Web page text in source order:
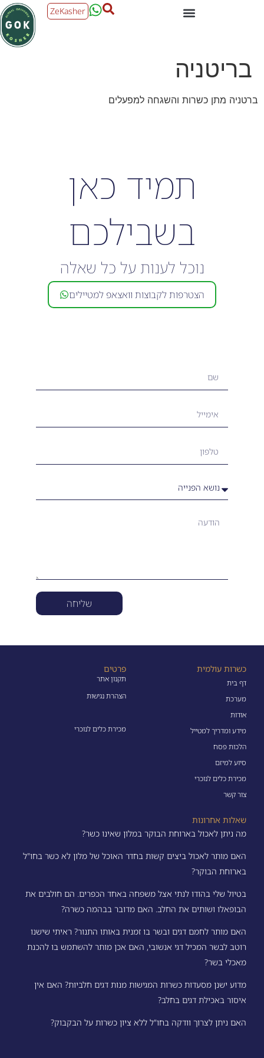
ZeKasher
בריטניה
ברטניה מתן כשרות והשגחה למפעלים
תמיד כאן
בשבילכם
נוכל לענות על כל שאלה
הצטרפות לקבוצות וואצאפ למטיילים
שליחה
כשרות עולמית
דף בית
מערכת
אודות
מידע ומדריך למטייל
הלכות פסח
סיוע למיזם
מכירת כלים לנוכרי
צור קשר
שאלות אחרונות
מה ניתן לאכול בארוחת הבוקר במלון שאינו כשר?
האם מותר לאכול ביצים קשות בחדר האוכל של מלון לא כשר בחו"ל
בארוחת הבוקר?
בטיול שלי בהודו לנתי אצל משפחה באחד הכפרים. הם חולבים את
הבופאלו ושותים את החלב. האם מדובר בבהמה כשרה?
האם מותר לחמם דגים ובשר בו זמנית באותו התנור? ראיתי שישנו
רוטב לבשר המכיל דגי אנשובי, האם אכן מותר להשתמש בו להכנת
מאכלי בשר?
מדוע ישנן מסעדות כשרות המגישות מנות דגים חלביות? האם אין
איסור באכילת דגים בחלב?
האם ניתן לצרוך וודקה בחו"ל ללא ציון כשרות על הבקבוק?
פרטים
תקנון אתר
הצהרת נגישות
מכירת כלים לנוכרי